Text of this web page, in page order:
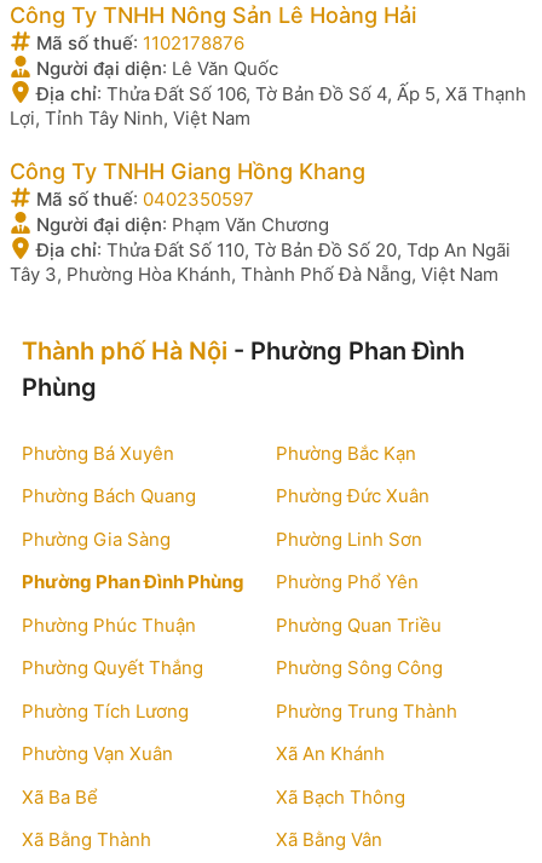
Công Ty TNHH Nông Sản Lê Hoàng Hải
Mã số thuế: 1102178876
Người đại diện: Lê Văn Quốc
Địa chỉ: Thửa Đất Số 106, Tờ Bản Đồ Số 4, Ấp 5, Xã Thạnh
Lợi, Tỉnh Tây Ninh, Việt Nam
Công Ty TNHH Giang Hồng Khang
Mã số thuế: 0402350597
Người đại diện: Phạm Văn Chương
Địa chỉ: Thửa Đất Số 110, Tờ Bản Đồ Số 20, Tdp An Ngãi
Tây 3, Phường Hòa Khánh, Thành Phố Đà Nẵng, Việt Nam
Thành phố Hà Nội - Phường Phan Đình
Phùng
Phường Bá Xuyên
Phường Bắc Kạn
Phường Bách Quang
Phường Đức Xuân
Phường Gia Sàng
Phường Linh Sơn
Phường Phan Đình Phùng
Phường Phổ Yên
Phường Phúc Thuận
Phường Quan Triều
Phường Quyết Thắng
Phường Sông Công
Phường Tích Lương
Phường Trung Thành
Phường Vạn Xuân
Xã An Khánh
Xã Ba Bể
Xã Bạch Thông
Xã Bằng Thành
Xã Bằng Vân